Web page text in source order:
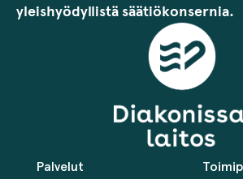
yleishyödyllistä säätiökonsernia.
Palvelut